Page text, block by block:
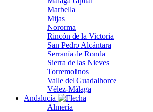
Marbella
Mijas
Nororma
Rincón de la Victoria
San Pedro Alcántara
Serranía de Ronda
Sierra de las Nieves
Torremolinos
Valle del Guadalhorce
Vélez-Málaga
Andalucía
Almería